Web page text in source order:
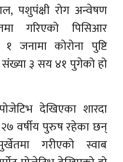
पशुपंक्षी रोग अन्वेषण
गरिएको पिसिआर
जनामा कोरोना पुष्टि
३ सय ४१ पुगेको हो
देखिएका शारदा
वर्षीय पुरुष रहेका छन्
गरीएको स्वाब